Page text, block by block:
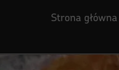
Strona główna